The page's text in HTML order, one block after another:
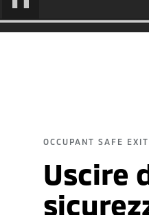
OCCUPANT SAFE
Uscire